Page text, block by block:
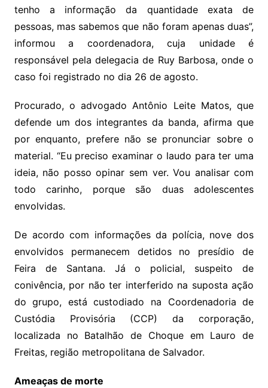
tenho a informação da quantidade exata de
pessoas, mas sabemos que não foram apenas duas”,
informou a coordenadora, cuja unidade é
responsável pela delegacia de Ruy Barbosa, onde o
caso foi registrado no dia 26 de agosto.
Procurado, o advogado Antônio Leite Matos, que
defende um dos integrantes da banda, afirma que
por enquanto, prefere não se pronunciar sobre o
material. “Eu preciso examinar o laudo para ter uma
ideia, não posso opinar sem ver. Vou analisar com
todo carinho, porque são duas adolescentes
envolvidas.
De acordo com informações da polícia, nove dos
envolvidos permanecem detidos no presídio de
Feira de Santana. Já o policial, suspeito de
conivência, por não ter interferido na suposta ação
do grupo, está custodiado na Coordenadoria de
Custódia Provisória (CCP) da corporação,
localizada no Batalhão de Choque em Lauro de
Freitas, região metropolitana de Salvador.
Ameaças de morte